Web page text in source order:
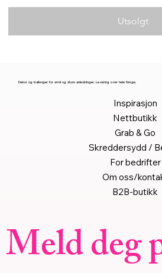
Utsolgt
Meld deg
Dekor og ballonger for små og store anledninger. Levering over hele Norge.
Inspirasjon
Nettbutikk
Grab & Go
Skreddersydd /
For bedrifter
Om oss/
B2B-butikk